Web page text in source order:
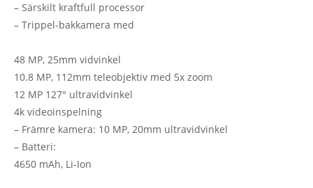
– Särskilt kraftfull processor
– Trippel-bakkamera med
48 MP, 25mm vidvinkel
10.8 MP, 112mm teleobjektiv med 5x zoom
12 MP 127° ultravidvinkel
4k videoinspelning
– Främre kamera: 10 MP, 20mm ultravidvinkel
– Batteri:
4650 mAh, Li-Ion